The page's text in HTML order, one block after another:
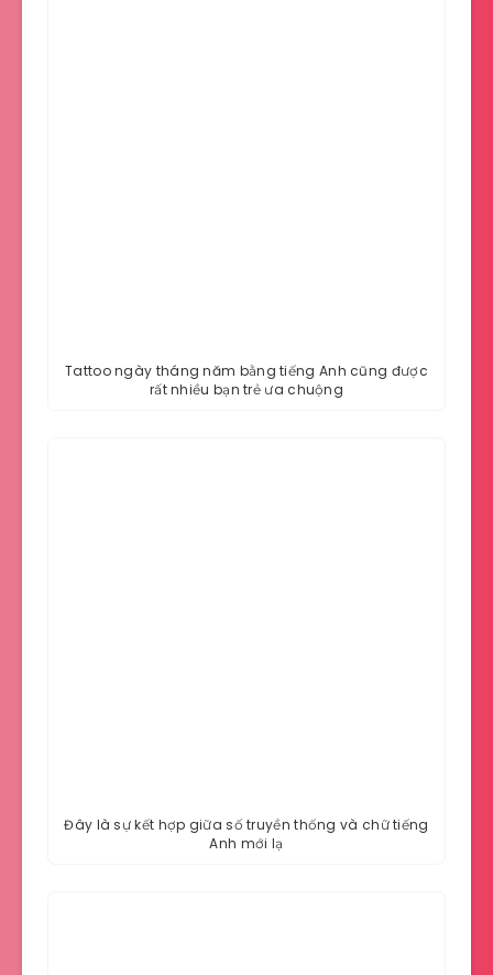
Tattoo ngày tháng năm bằng tiếng Anh cũng được
rất nhiều bạn trẻ ưa chuộng
Đây là sự kết hợp giữa số truyền thống và chữ tiếng
Anh mới lạ